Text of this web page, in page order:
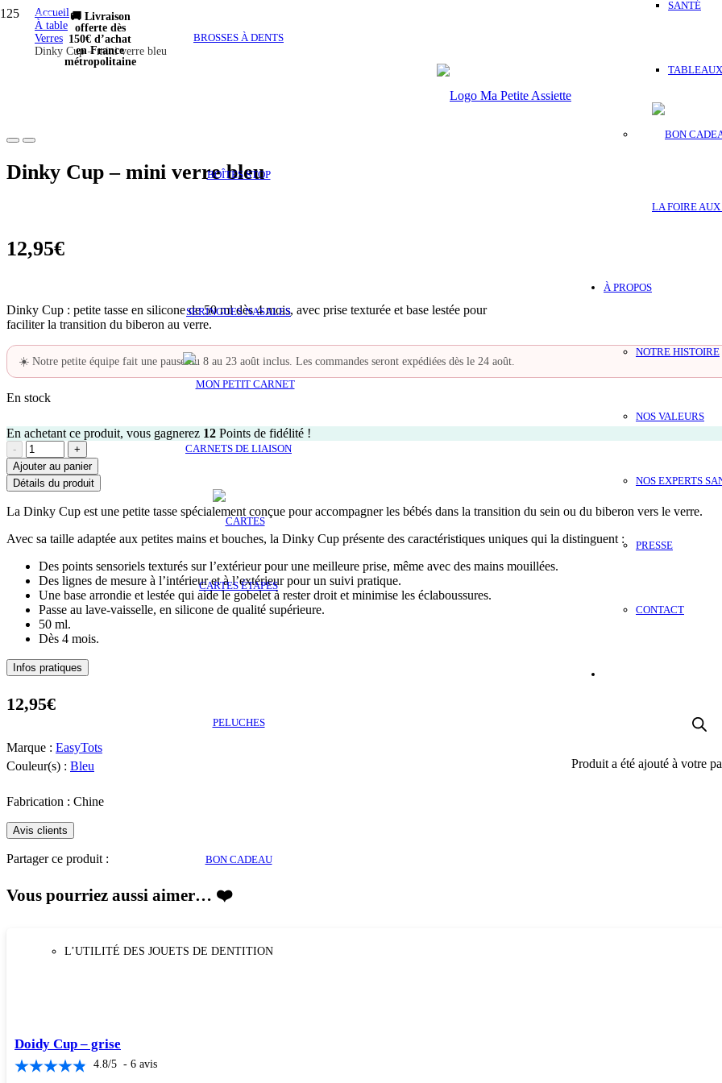
🚚 Livraison
offerte dès
150€ d’achat
en France
métropolitaine
BROSSES À DENTS
BOÎTES STOP
SERINGUES NASALES
CARNETS DE LIAISON
CARTES ÉTAPES
PELUCHES
BON CADEAU
L’UTILITÉ DES JOUETS DE DENTITION
SANTÉ
LA FOIRE
À PROPOS
NOTRE HISTOIRE
NOS VALEURS
NOS EXPERTS
PRESSE
CONTACT
Produit a été ajouté à votre
Accueil
À table
Verres
Dinky Cup – mini verre bleu
Dinky Cup – mini verre bleu
12,95€
Dinky Cup : petite tasse en silicone de 50 ml dès 4 mois, avec prise texturée et base lestée pour
faciliter la transition du biberon au verre.
☀️ Notre petite équipe fait une pause du 8 au 23 août inclus. Les commandes seront expédiées dès le 24 août.
En stock
En achetant ce produit, vous gagnerez 12 Points de fidélité !
quantité
de
Dinky
Cup
-
mini
verre
Ajouter au panier
Détails du produit
La Dinky Cup est une petite tasse spécialement conçue pour accompagner les bébés dans la transition du sein ou du biberon vers le verre.
Avec sa taille adaptée aux petites mains et bouches, la Dinky Cup présente des caractéristiques uniques qui la distinguent :
Des points sensoriels texturés sur l’extérieur pour une meilleure prise, même avec des mains mouillées.
Des lignes de mesure à l’intérieur et à l’extérieur pour un suivi pratique.
Une base arrondie et lestée qui aide le gobelet à rester droit et minimise les éclaboussures.
Passe au lave-vaisselle, en silicone de qualité supérieure.
50 ml.
Dès 4 mois.
Infos pratiques
12,95€
Marque : EasyTots
Couleur(s) : Bleu
Fabrication : Chine
Avis clients
Partager ce produit :
Vous pourriez aussi aimer… ❤️
Doidy Cup – grise
4.8/5 - 6 avis
Nouveau !